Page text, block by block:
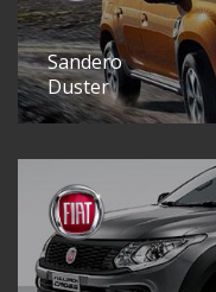
Sandero
Duster